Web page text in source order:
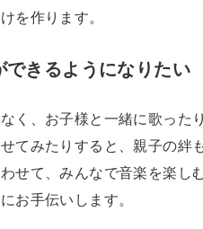
を作ります。
きるようになりたい
く、お子様と一緒に歌った
てみたりすると、親子の絆
せて、みんなで音楽を楽し
お手伝いします。